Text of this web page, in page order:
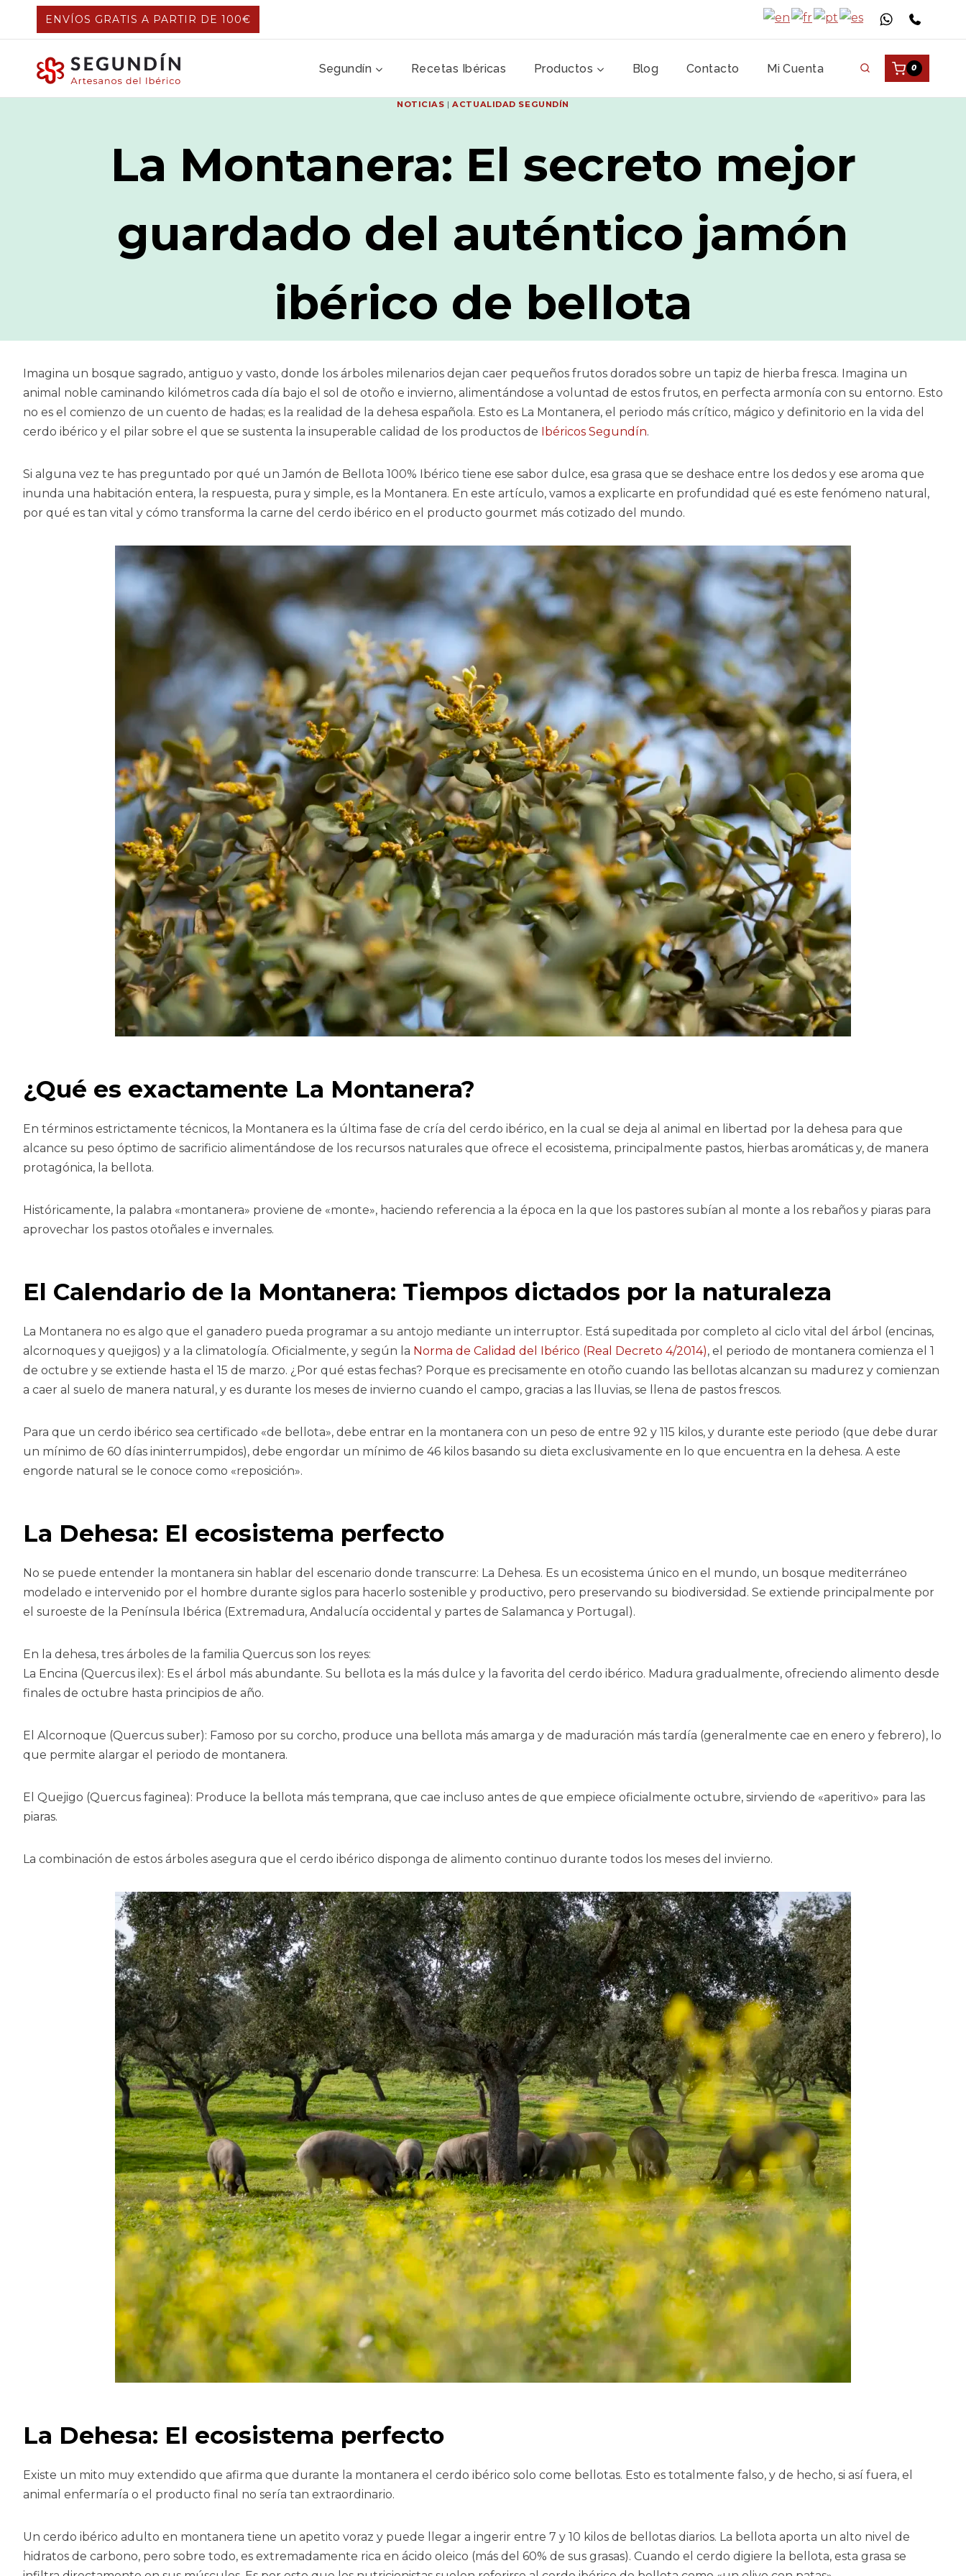
ENVÍOS GRATIS A PARTIR DE 100€
Segundín Recetas Ibéricas Productos Blog Contacto Mi Cuenta 0
NOTICIAS |ACTUALIDAD SEGUNDÍN
La Montanera: El secreto mejor
guardado del auténtico jamón
ibérico de bellota
Imagina un bosque sagrado, antiguo y vasto, donde los árboles milenarios dejan caer pequeños frutos dorados sobre un tapiz de hierba fresca. Imagina un
animal noble caminando kilómetros cada día bajo el sol de otoño e invierno, alimentándose a voluntad de estos frutos, en perfecta armonía con su entorno. Esto
no es el comienzo de un cuento de hadas; es la realidad de la dehesa española. Esto es La Montanera, el periodo más crítico, mágico y definitorio en la vida del
cerdo ibérico y el pilar sobre el que se sustenta la insuperable calidad de los productos de Ibéricos Segundín.
Si alguna vez te has preguntado por qué un Jamón de Bellota 100% Ibérico tiene ese sabor dulce, esa grasa que se deshace entre los dedos y ese aroma que
inunda una habitación entera, la respuesta, pura y simple, es la Montanera. En este artículo, vamos a explicarte en profundidad qué es este fenómeno natural,
por qué es tan vital y cómo transforma la carne del cerdo ibérico en el producto gourmet más cotizado del mundo.
¿Qué es exactamente La Montanera?
En términos estrictamente técnicos, la Montanera es la última fase de cría del cerdo ibérico, en la cual se deja al animal en libertad por la dehesa para que
alcance su peso óptimo de sacrificio alimentándose de los recursos naturales que ofrece el ecosistema, principalmente pastos, hierbas aromáticas y, de manera
protagónica, la bellota.
Históricamente, la palabra «montanera» proviene de «monte», haciendo referencia a la época en la que los pastores subían al monte a los rebaños y piaras para
aprovechar los pastos otoñales e invernales.
El Calendario de la Montanera: Tiempos dictados por la naturaleza
La Montanera no es algo que el ganadero pueda programar a su antojo mediante un interruptor. Está supeditada por completo al ciclo vital del árbol (encinas,
alcornoques y quejigos) y a la climatología. Oficialmente, y según la Norma de Calidad del Ibérico (Real Decreto 4/2014), el periodo de montanera comienza el 1
de octubre y se extiende hasta el 15 de marzo. ¿Por qué estas fechas? Porque es precisamente en otoño cuando las bellotas alcanzan su madurez y comienzan
a caer al suelo de manera natural, y es durante los meses de invierno cuando el campo, gracias a las lluvias, se llena de pastos frescos.
Para que un cerdo ibérico sea certificado «de bellota», debe entrar en la montanera con un peso de entre 92 y 115 kilos, y durante este periodo (que debe durar
un mínimo de 60 días ininterrumpidos), debe engordar un mínimo de 46 kilos basando su dieta exclusivamente en lo que encuentra en la dehesa. A este
engorde natural se le conoce como «reposición».
La Dehesa: El ecosistema perfecto
No se puede entender la montanera sin hablar del escenario donde transcurre: La Dehesa. Es un ecosistema único en el mundo, un bosque mediterráneo
modelado e intervenido por el hombre durante siglos para hacerlo sostenible y productivo, pero preservando su biodiversidad. Se extiende principalmente por
el suroeste de la Península Ibérica (Extremadura, Andalucía occidental y partes de Salamanca y Portugal).
En la dehesa, tres árboles de la familia Quercus son los reyes:
La Encina (Quercus ilex): Es el árbol más abundante. Su bellota es la más dulce y la favorita del cerdo ibérico. Madura gradualmente, ofreciendo alimento desde
finales de octubre hasta principios de año.
El Alcornoque (Quercus suber): Famoso por su corcho, produce una bellota más amarga y de maduración más tardía (generalmente cae en enero y febrero), lo
que permite alargar el periodo de montanera.
El Quejigo (Quercus faginea): Produce la bellota más temprana, que cae incluso antes de que empiece oficialmente octubre, sirviendo de «aperitivo» para las
piaras.
La combinación de estos árboles asegura que el cerdo ibérico disponga de alimento continuo durante todos los meses del invierno.
La Dehesa: El ecosistema perfecto
Existe un mito muy extendido que afirma que durante la montanera el cerdo ibérico solo come bellotas. Esto es totalmente falso, y de hecho, si así fuera, el
animal enfermaría o el producto final no sería tan extraordinario.
Un cerdo ibérico adulto en montanera tiene un apetito voraz y puede llegar a ingerir entre 7 y 10 kilos de bellotas diarios. La bellota aporta un alto nivel de
hidratos de carbono, pero sobre todo, es extremadamente rica en ácido oleico (más del 60% de sus grasas). Cuando el cerdo digiere la bellota, esta grasa se